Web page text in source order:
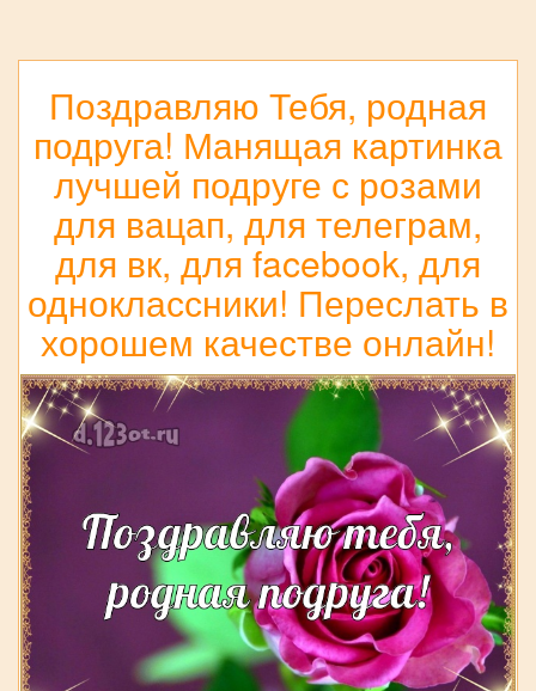
Поздравляю Тебя, родная
подруга! Манящая картинка
лучшей подруге с розами
для вацап, для телеграм,
для вк, для facebook, для
одноклассники! Переслать в
хорошем качестве онлайн!